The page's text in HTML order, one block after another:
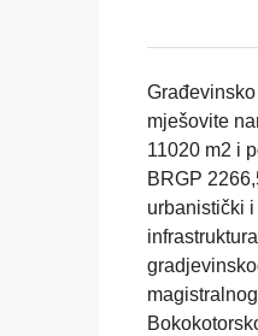
mješovite
11020 m2 i
BRGP
urbanistički